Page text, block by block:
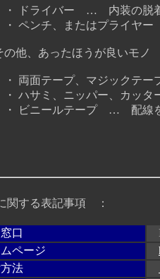
イバー … 内装の脱
、またはプライヤー …
あったほうが良いモノ
ープ、マジックテープ
、ニッパー、カッタ
ルテープ … 配線をま
する表記事項 ：
口
ページ
法